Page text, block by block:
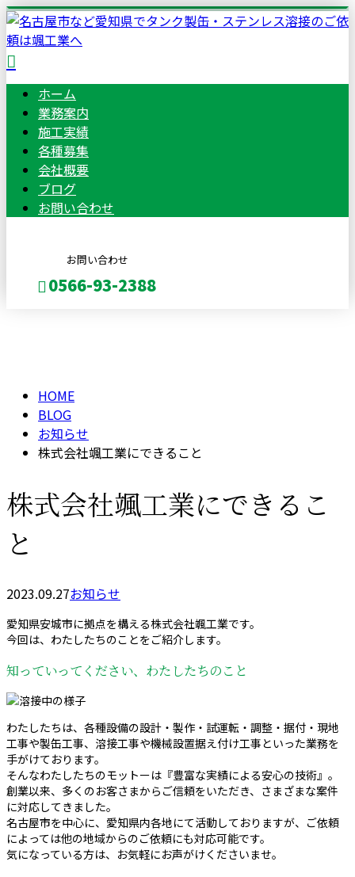
ホーム
業務案内
施工実績
各種募集
会社概要
ブログ
お問い合わせ
お問い合わせ
0566-93-2388
HOME
BLOG
お知らせ
株式会社颯工業にできること
株式会社颯工業にできるこ
と
2023.09.27お知らせ
愛知県安城市に拠点を構える株式会社颯工業です。
今回は、わたしたちのことをご紹介します。
知っていってください、わたしたちのこと
わたしたちは、各種設備の設計・製作・試運転・調整・据付・現地
工事や製缶工事、溶接工事や機械設置据え付け工事といった業務を
手がけております。
そんなわたしたちのモットーは『豊富な実績による安心の技術』。
創業以来、多くのお客さまからご信頼をいただき、さまざまな案件
に対応してきました。
名古屋市を中心に、愛知県内各地にて活動しておりますが、ご依頼
によっては他の地域からのご依頼にも対応可能です。
気になっている方は、お気軽にお声がけくださいませ。